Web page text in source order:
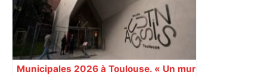
Municipales 2026 à Toulouse. « Un mur